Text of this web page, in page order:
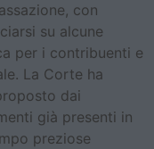
con
su alcune
per i contribuenti e
La Corte ha
dai
già presenti in
preziose